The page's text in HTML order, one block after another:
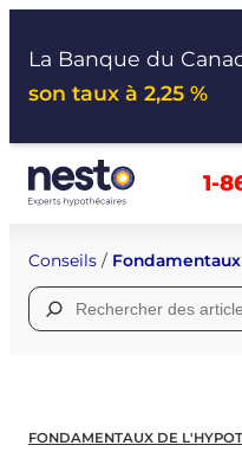
La Banque du
son taux à 2,25 %
1-
Conseils /
Rechercher :
FONDAMENTAUX DE